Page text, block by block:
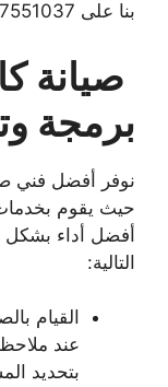
بنا على 57551037.
صيانة
برمجة
نوفر أفضل فني
حيث يقوم بخدمات
أفضل أداء بشكل
التالية:
القيام
عند
بتحديد